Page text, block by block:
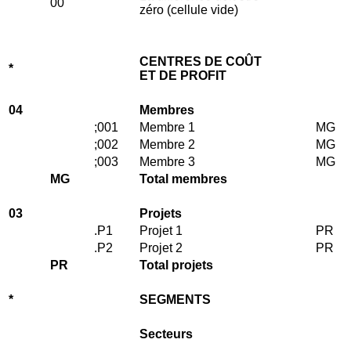
zéro (cellule vide)
*
CENTRES DE COÛT
ET DE PROFIT
04
Membres
;001
Membre 1
MG
;002
Membre 2
MG
;003
Membre 3
MG
MG
Total membres
03
Projets
.P1
Projet 1
PR
.P2
Projet 2
PR
PR
Total projets
* SEGMENTS
Secteurs